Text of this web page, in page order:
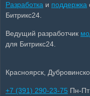
Разработка и поддержка
Битрикс24.
Ведущий разработчик
для Битрикс24.
Красноярск,
+7 (391) 290-23-75 Пн-